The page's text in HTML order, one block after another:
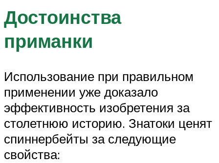
Достоинства
приманки
Использование при правильном
применении уже доказало
эффективность изобретения за
столетнюю историю. Знатоки ценят
спиннербейты за следующие
свойства: